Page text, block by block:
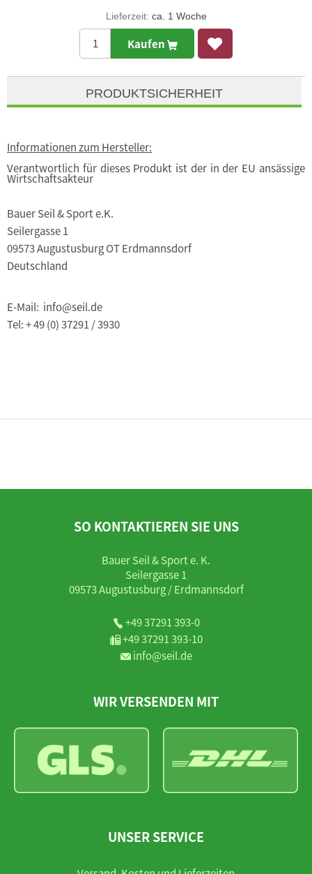
Lieferzeit: ca. 1 Woche
Kaufen
PRODUKTSICHERHEIT
Informationen zum Hersteller:
Verantwortlich für dieses Produkt ist der in der EU ansässige
Wirtschaftsakteur
Bauer Seil & Sport e.K.
Seilergasse 1
09573 Augustusburg OT Erdmannsdorf
Deutschland
E-Mail: info@seil.de
Tel: + 49 (0) 37291 / 3930
SO KONTAKTIEREN SIE UNS
Bauer Seil & Sport e. K.
Seilergasse 1
09573 Augustusburg / Erdmannsdorf
+49 37291 393-0
+49 37291 393-10
info@seil.de
WIR VERSENDEN MIT
UNSER SERVICE